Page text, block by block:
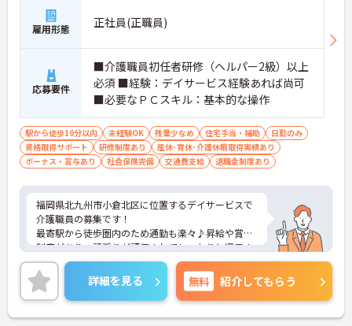
雇用形態 正社員(正職員)
応募要件
■介護職員初任者研修（ヘルパー2級）以上
必須 ■経験：デイサービス経験あれば尚可
■必要なＰＣスキル：基本的な操作
駅から徒歩10分以内 未経験OK 残業少なめ 住宅手当・補助
日勤のみ
資格取得サポート
研修制度あり
産休･育休･介護休暇取得実績あり
ボーナス・賞与あり
社会保険完備 交通費支給 退職金制度あり
福岡県北九州市小倉北区に位置するデイサービスで
介護職員の募集です！
最寄駅から徒歩圏内のため通勤も楽々♪昇給や賞与
制度があり、頑張りが評価されてしっかりと還元さ
れます。さらに住宅手当などの各種手当もあるのは
嬉しいポイントです◎現場経験のない方でもチャレ
ンジできる職場で、フォロー体制もあり、経験に関
わらず安心してスタートできます。
こちらの求人にご興味がございましたら面接のポイ
詳細を見る 無料 紹介してもらう